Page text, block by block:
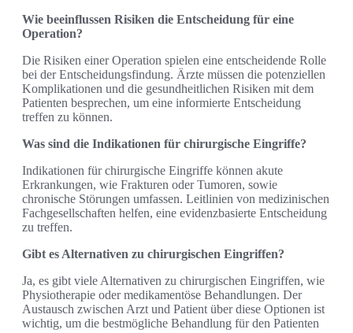
Wie beeinflussen Risiken die Entscheidung für eine
Operation?
Die Risiken einer Operation spielen eine entscheidende Rolle
bei der Entscheidungsfindung. Ärzte müssen die potenziellen
Komplikationen und die gesundheitlichen Risiken mit dem
Patienten besprechen, um eine informierte Entscheidung
treffen zu können.
Was sind die Indikationen für chirurgische Eingriffe?
Indikationen für chirurgische Eingriffe können akute
Erkrankungen, wie Frakturen oder Tumoren, sowie
chronische Störungen umfassen. Leitlinien von medizinischen
Fachgesellschaften helfen, eine evidenzbasierte Entscheidung
zu treffen.
Gibt es Alternativen zu chirurgischen Eingriffen?
Ja, es gibt viele Alternativen zu chirurgischen Eingriffen, wie
Physiotherapie oder medikamentöse Behandlungen. Der
Austausch zwischen Arzt und Patient über diese Optionen ist
wichtig, um die bestmögliche Behandlung für den Patienten